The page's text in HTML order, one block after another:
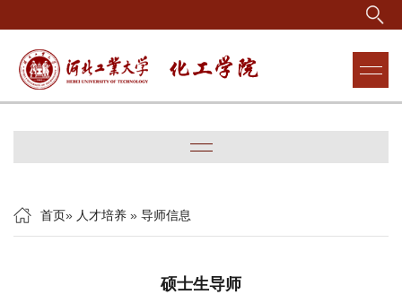
首页» 人才培养 » 导师信息
硕士生导师